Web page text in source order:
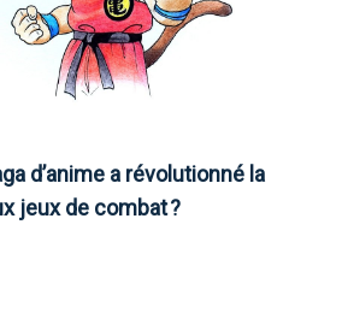
d’anime a révolutionné la
jeux de combat ?